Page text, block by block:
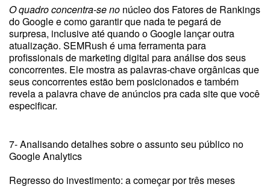
O quadro concentra-se no núcleo dos Fatores de Rankings
do Google e como garantir que nada te pegará de
surpresa, inclusive até quando o Google lançar outra
atualização. SEMRush é uma ferramenta para
profissionais de marketing digital para análise dos seus
concorrentes. Ele mostra as palavras-chave orgânicas que
seus concorrentes estão bem posicionados e também
revela a palavra chave de anúncios pra cada site que você
especificar.
7- Analisando detalhes sobre o assunto seu público no
Google Analytics
Regresso do investimento: a começar por três meses